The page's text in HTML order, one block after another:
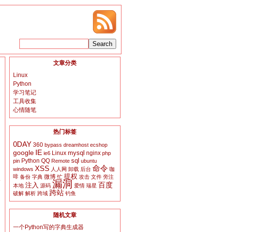
文章分类
Linux
Python
学习笔记
工具收集
心情随笔
热门标签
0DAY 360 bypass dreamhost ecshop
google IE ie6 Linux mysql nginx php
pin Python QQ Remote sql ubuntu
windows XSS 人人网 卸载 后台 命令 咖
啡 备份 字典 微博 忙 提权 攻击 文件 旁注
本地 注入 源码 漏洞 爱情 瑞星 百度
破解 解析 跨域 跨站 钓鱼
随机文章
一个Python写的字典生成器